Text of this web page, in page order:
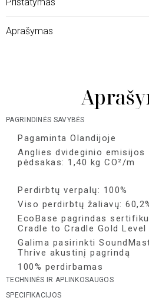
Pristatymas
Aprašymas
PAGRINDINĖS SAVYBĖS
Pagaminta Olandijoje
Anglies dvideginio emisijos
pėdsakas: 1,40 kg CO²/m
Perdirbtų verpalų: 100%
Viso perdirbtų žaliavų:
EcoBase pagrindas
Cradle to Cradle Gold Level
Galima pasirinkti
Thrive akustinį pagrindą
100% perdirbamas
TECHNINĖS IR APLINKOSAUGOS
SPECIFIKACIJOS